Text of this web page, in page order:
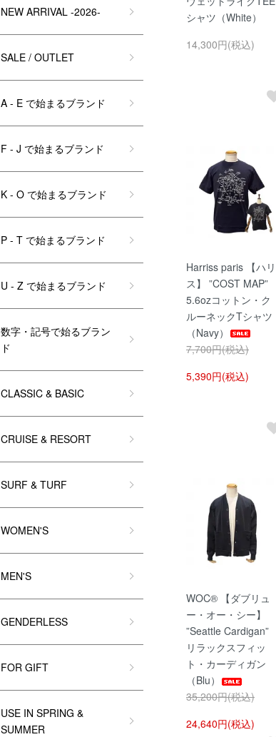
シャツ（White）
14,300円(税込)
Harriss paris 【ハリ
ス】 ”COST MAP”
5.6ozコットン・ク
ルーネックTシャツ
（Navy）
7,700円(税込)
5,390円(税込)
WOC® 【ダブリュ
ー・オー・シー】
”Seattle Cardigan”
リラックスフィッ
ト・カーディガン
（Blu）
35,200円(税込)
24,640円(税込)
NEW ARRIVAL -2026-
SALE / OUTLET
A - E で始まるブランド
F - J で始まるブランド
K - O で始まるブランド
P - T で始まるブランド
U - Z で始まるブランド
数字・記号で始るブラン
ド
CLASSIC & BASIC
CRUISE & RESORT
SURF & TURF
WOMEN'S
MEN'S
GENDERLESS
FOR GIFT
USE IN SPRING &
SUMMER